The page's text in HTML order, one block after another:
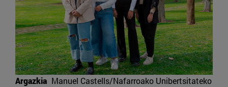
Argazkia Manuel Castells/Nafarroako Unibertsitateko